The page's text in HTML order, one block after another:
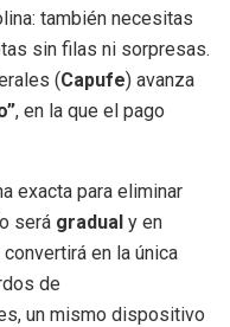
también necesitas
sin filas ni sorpresas.
(Capufe) avanza
, en la que el pago
exacta para eliminar
será gradual y en
en la única
de
un mismo dispositivo